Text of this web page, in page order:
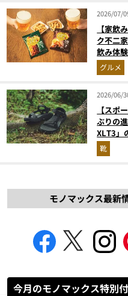
2026/07/
【家飲
ク不二
飲み体験
グルメ
2026/06/
【スポ
ぶりの
XLT3」
解説！
靴
モノマックス最新
今月のモノマックス特別